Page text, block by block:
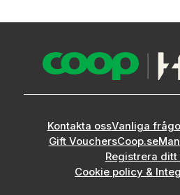
Kontakta ossVanliga
Gift VouchersCoop.se
Registrera ditt
Cookie policy &